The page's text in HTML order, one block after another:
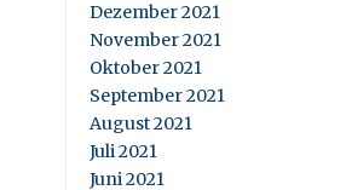
Dezember 2021
November 2021
Oktober 2021
September 2021
August 2021
Juli 2021
Juni 2021